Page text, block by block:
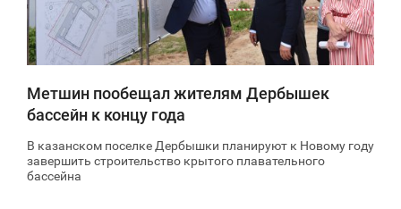
Метшин пообещал жителям Дербышек
бассейн к концу года
В казанском поселке Дербышки планируют к Новому году
завершить строительство крытого плавательного
бассейна